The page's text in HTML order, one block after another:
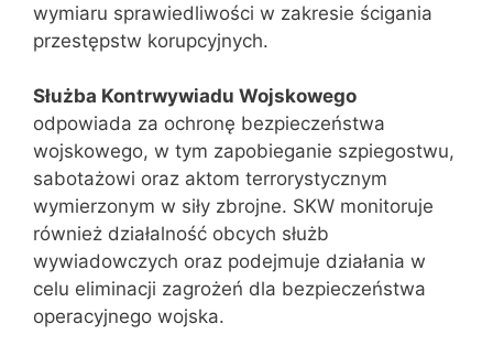
wymiaru sprawiedliwości w zakresie ścigania
przestępstw korupcyjnych.
Służba Kontrwywiadu Wojskowego
odpowiada za ochronę bezpieczeństwa
wojskowego, w tym zapobieganie szpiegostwu,
sabotażowi oraz aktom terrorystycznym
wymierzonym w siły zbrojne. SKW monitoruje
również działalność obcych służb
wywiadowczych oraz podejmuje działania w
celu eliminacji zagrożeń dla bezpieczeństwa
operacyjnego wojska.